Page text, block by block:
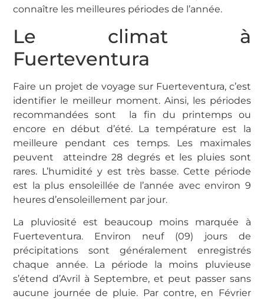
connaître les meilleures périodes de l’année.
Le climat à
Fuerteventura
Faire un projet de voyage sur Fuerteventura, c’est
identifier le meilleur moment. Ainsi, les périodes
recommandées sont la fin du printemps ou
encore en début d’été. La température est la
meilleure pendant ces temps. Les maximales
peuvent atteindre 28 degrés et les pluies sont
rares. L’humidité y est très basse. Cette période
est la plus ensoleillée de l’année avec environ 9
heures d’ensoleillement par jour.
La pluviosité est beaucoup moins marquée à
Fuerteventura. Environ neuf (09) jours de
précipitations sont généralement enregistrés
chaque année. La période la moins pluvieuse
s’étend d’Avril à Septembre, et peut passer sans
aucune journée de pluie. Par contre, en Février